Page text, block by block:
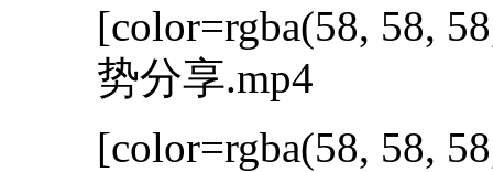
[color=rgba(58, 58,
势分享.mp4
[color=rgba(58, 58,